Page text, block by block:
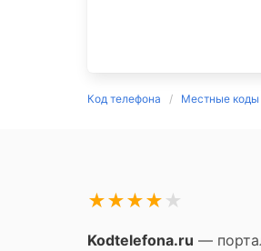
Код телефона Местные коды
★
★
★
★
★
Kodtelefona.ru —